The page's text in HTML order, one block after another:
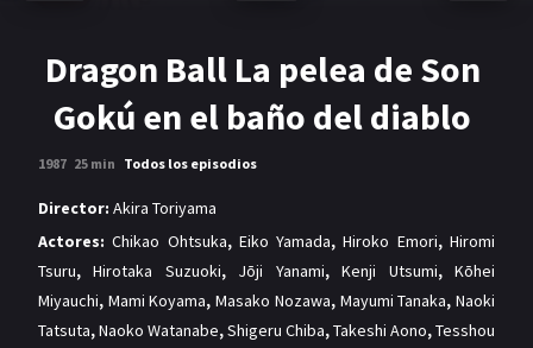
MANGAS
Dragon Ball La pelea de Son
Gokú en el baño del diablo
1987 25 min Todos los episodios
Director: Akira Toriyama
Actores: Chikao Ohtsuka, Eiko Yamada,Hiroko Emori,Hiromi
Tsuru,Hirotaka Suzuoki, Jōji Yanami,Kenji Utsumi,Kōhei
Miyauchi, Mami Koyama,Masako Nozawa, Mayumi Tanaka,Naoki
Tatsuta,Naoko Watanabe,Shigeru Chiba,Takeshi Aono,Tesshou